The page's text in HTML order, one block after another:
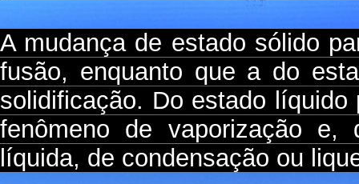
A mudança de estado sólido
fusão, enquanto que a do
solidificação. Do estado
fenômeno de vaporização
líquida, de condensação ou